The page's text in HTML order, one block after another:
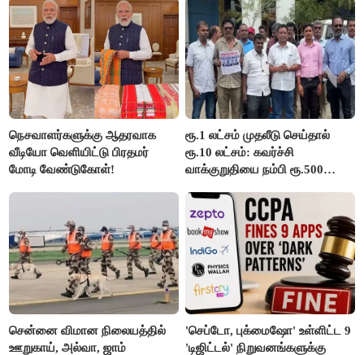
விஜய் பதில்!
நெசவாளர்களுக்கு ஆதரவாக
வீடியோ வெளியிட்டு பிரதமர்
மோடி வேண்டுகோள்!
ரூ.1 லட்சம் முதலீடு செய்தால்
ரூ.10 லட்சம்: கவர்ச்சி
வாக்குறுதியை நம்பி ரூ.500
மக்கள்!
சென்னை விமான நிலையத்தில்
ஊறுகாய், அல்வா, ஜாம்
'செப்டோ, புக்மைஷோ' உள்ளிட்ட 9
'டிஜிட்டல்' நிறுவனங்களுக்கு